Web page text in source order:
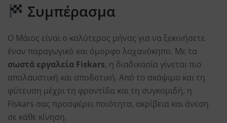
Συμπέρασμα
Ο Μάιος είναι ο καλύτερος μήνας για να ξεκινήσετε
έναν παραγωγικό και όμορφο λαχανόκηπο. Με τα
σωστά εργαλεία Fiskars, η διαδικασία γίνεται πιο
απολαυστική και αποδοτική. Από το σκάψιμο και τη
φύτευση μέχρι τη φροντίδα και τη συγκομιδή, η
Fiskars σας προσφέρει ποιότητα, ακρίβεια και άνεση
σε κάθε κίνηση.